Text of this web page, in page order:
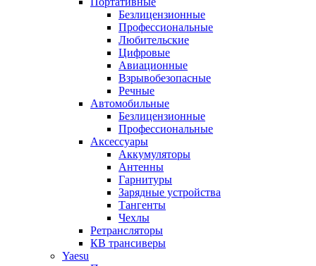
Безлицензионные
Профессиональные
Любительские
Цифровые
Авиационные
Взрывобезопасные
Речные
Автомобильные
Безлицензионные
Профессиональные
Аксессуары
Аккумуляторы
Антенны
Гарнитуры
Зарядные устройства
Тангенты
Чехлы
Ретрансляторы
КВ трансиверы
Yaesu